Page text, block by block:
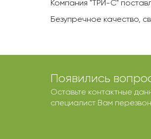
Компания "ТРИ-С"
Безупречное качество,
Появились
Оставьте контактные
специалист Вам